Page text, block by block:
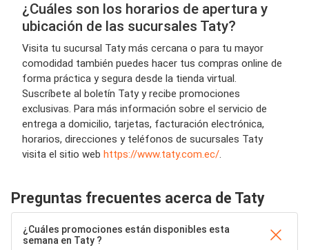
¿Cuáles son los horarios de apertura y
ubicación de las sucursales Taty?
Visita tu sucursal Taty más cercana o para tu mayor
comodidad también puedes hacer tus compras online de
forma práctica y segura desde la tienda virtual.
Suscríbete al boletín Taty y recibe promociones
exclusivas. Para más información sobre el servicio de
entrega a domicilio, tarjetas, facturación electrónica,
horarios, direcciones y teléfonos de sucursales Taty
visita el sitio web https://www.taty.com.ec/.
Preguntas frecuentes acerca de Taty
¿Cuáles promociones están disponibles esta
semana en Taty ?